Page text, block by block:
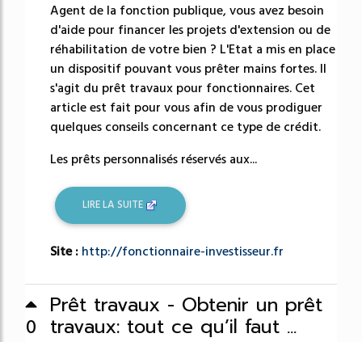
Agent de la fonction publique, vous avez besoin
d'aide pour financer les projets d'extension ou de
réhabilitation de votre bien ? L'Etat a mis en place
un dispositif pouvant vous prêter mains fortes. Il
s'agit du prêt travaux pour fonctionnaires. Cet
article est fait pour vous afin de vous prodiguer
quelques conseils concernant ce type de crédit.
Les prêts personnalisés réservés aux...
LIRE LA SUITE
Site : http://fonctionnaire-investisseur.fr
0
Prêt travaux - Obtenir un prêt
travaux: tout ce qu’il faut ...